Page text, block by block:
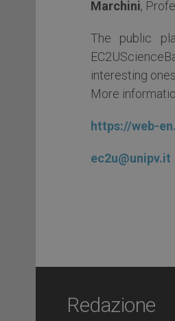
Marchini,
The public
interesting
More
https://web-
ec2u@unipv.it
Redazione